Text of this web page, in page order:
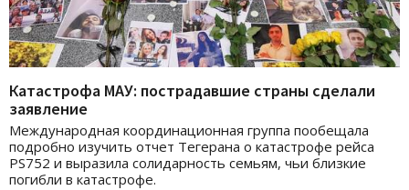
Катастрофа МАУ: пострадавшие страны сделали
заявление
Международная координационная группа пообещала
подробно изучить отчет Тегерана о катастрофе рейса
PS752 и выразила солидарность семьям, чьи близкие
погибли в катастрофе.